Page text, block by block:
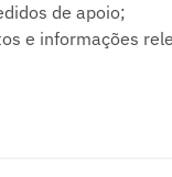
de apoio;
e informações